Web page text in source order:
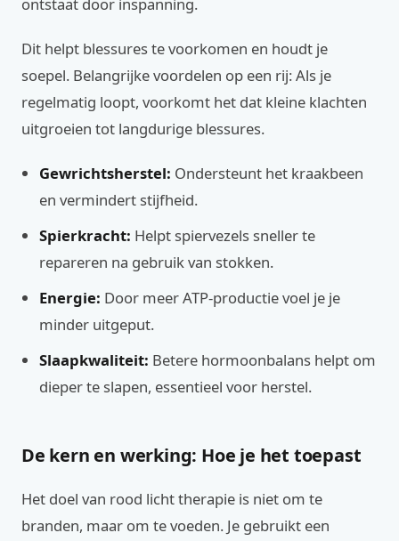
Dit helpt blessures te voorkomen en houdt je
soepel. Belangrijke voordelen op een rij: Als je
regelmatig loopt, voorkomt het dat kleine klachten
uitgroeien tot langdurige blessures.
Gewrichtsherstel: Ondersteunt het kraakbeen
en vermindert stijfheid.
Spierkracht: Helpt spiervezels sneller te
repareren na gebruik van stokken.
Energie: Door meer ATP-productie voel je je
minder uitgeput.
Slaapkwaliteit: Betere hormoonbalans helpt om
dieper te slapen, essentieel voor herstel.
De kern en werking: Hoe je het toepast
Het doel van rood licht therapie is niet om te
branden, maar om te voeden. Je gebruikt een